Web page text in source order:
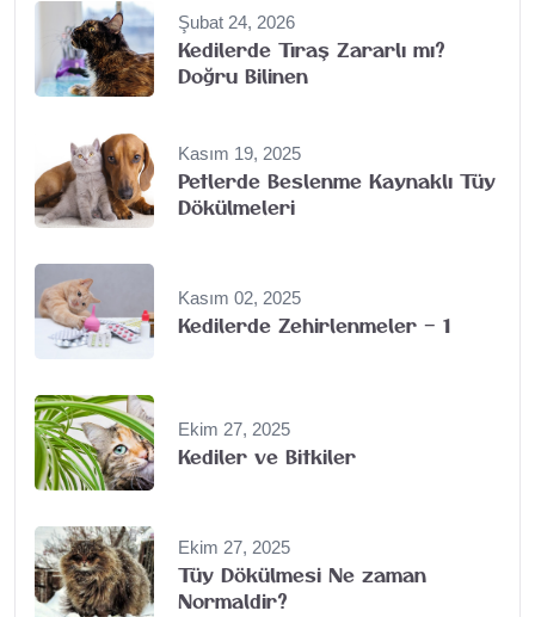
Şubat 24, 2026
Kedilerde Tıraş Zararlı mı?
Doğru Bilinen
Kasım 19, 2025
Petlerde Beslenme Kaynaklı Tüy
Dökülmeleri
Kasım 02, 2025
Kedilerde Zehirlenmeler – 1
Ekim 27, 2025
Kediler ve Bitkiler
Ekim 27, 2025
Tüy Dökülmesi Ne zaman
Normaldir?